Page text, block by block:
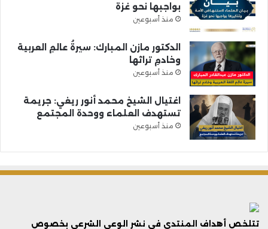
بواجبها نحو غزة
منذ أسبوعين
الدكتور مازن المبارك: سيرةُ عالمِ العربية
وخادمِ تراثها
منذ أسبوعين
اغتيال الشيخ محمد أنور ريغي: جريمة
تستهدف العلماء ووحدة المجتمع
منذ أسبوعين
تتلخص أهداف المنتدى فى نشر الوعي الشرعي بخصوص